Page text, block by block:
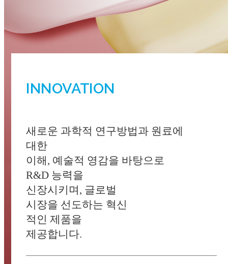
INNOVATION
새로운 과학적 연구방법과 원료에
대한
이해, 예술적 영감을 바탕으로
R&D 능력을
신장시키며, 글로벌
시장을 선도하는 혁신
적인 제품을
제공합니다.